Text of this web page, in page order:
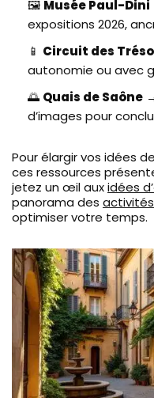
🖼️ Musée Paul-Dini
expositions 2026,
📱 Circuit des
autonomie ou avec
🌅 Quais de Saône
d’images pour
Pour élargir vos idées
ces ressources
jetez un œil auxidées
panorama des
optimiser votre temps.